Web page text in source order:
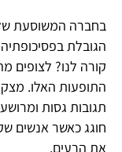
בחברה המשוסעת
הגובלת
קורה לנו? לצופים
התופעות האלו.
תגובות גסות
חוגג כאשר אנשים
את הרעים.